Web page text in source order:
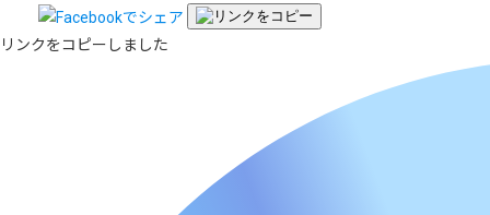
リンクをコピーしました